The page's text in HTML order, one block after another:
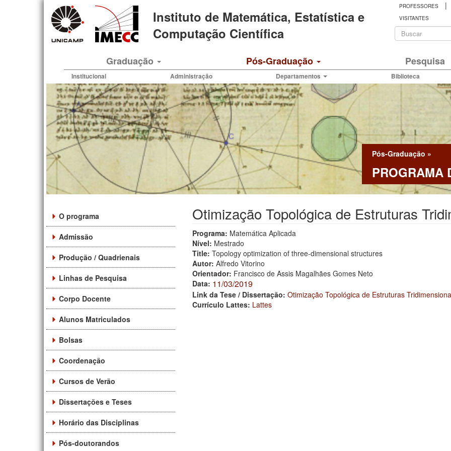
Instituto de Matemática, Estatística e
Computação Científica
PROFESSORES |
VISITANTES
busca
Graduação Pós-Graduação Pesquisa
Institucional Administração Departamentos Biblioteca
Pós-Graduação »
PROGRAMA
O programa
Admissão
Produção / Quadrienais
Linhas de Pesquisa
Corpo Docente
Alunos Matriculados
Bolsas
Coordenação
Cursos de Verão
Dissertações e Teses
Horário das Disciplinas
Pós-doutorandos
Otimização Topológica de Estruturas
Programa: Matemática Aplicada
Nível: Mestrado
Title: Topology optimization of three-dimensional structures
Autor: Alfredo Vitorino
Orientador: Francisco de Assis Magalhães Gomes Neto
Data: 11/03/2019
Link da Tese / Dissertação: Otimização Topológica de Estruturas
Currículo Lattes: Lattes